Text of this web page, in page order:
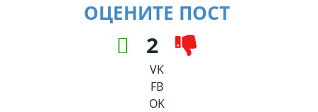
ОЦЕНИТЕ ПОСТ
2
VK
FB
OK